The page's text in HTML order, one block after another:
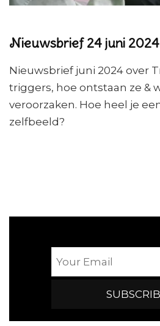
Nieuwsbrief 24 juni
Nieuwsbrief juni 2024 over
triggers, hoe ontstaan ze &
veroorzaken. Hoe heel je
zelfbeeld?